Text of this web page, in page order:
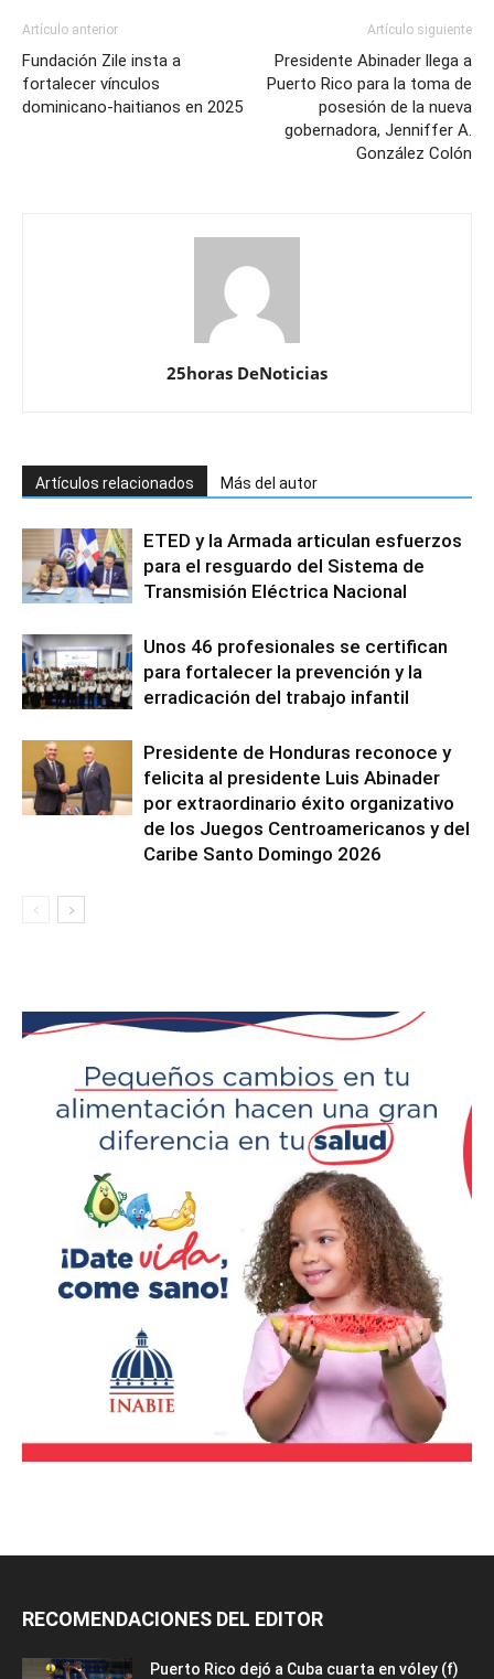
Artículo anterior
Fundación Zile insta a
fortalecer vínculos
dominicano-haitianos en 2025
Artículo siguiente
Presidente Abinader llega a
Puerto Rico para la toma de
posesión de la nueva
gobernadora, Jenniffer A.
González Colón
25horas DeNoticias
Artículos relacionados Más del autor
ETED y la Armada articulan esfuerzos
para el resguardo del Sistema de
Transmisión Eléctrica Nacional
Unos 46 profesionales se certifican
para fortalecer la prevención y la
erradicación del trabajo infantil
Presidente de Honduras reconoce y
felicita al presidente Luis Abinader
por extraordinario éxito organizativo
de los Juegos Centroamericanos y del
Caribe Santo Domingo 2026
RECOMENDACIONES DEL EDITOR
Puerto Rico dejó a Cuba cuarta en vóley (f)